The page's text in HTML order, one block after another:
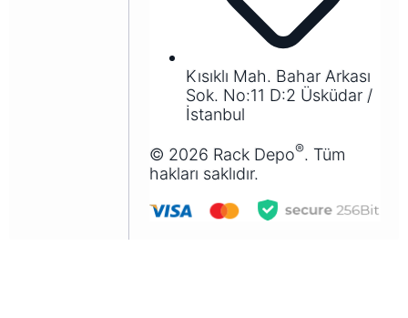
Kısıklı Mah. Bahar Arkası
Sok. No:11 D:2 Üsküdar /
İstanbul
© 2026 Rack Depo®. Tüm
hakları saklıdır.